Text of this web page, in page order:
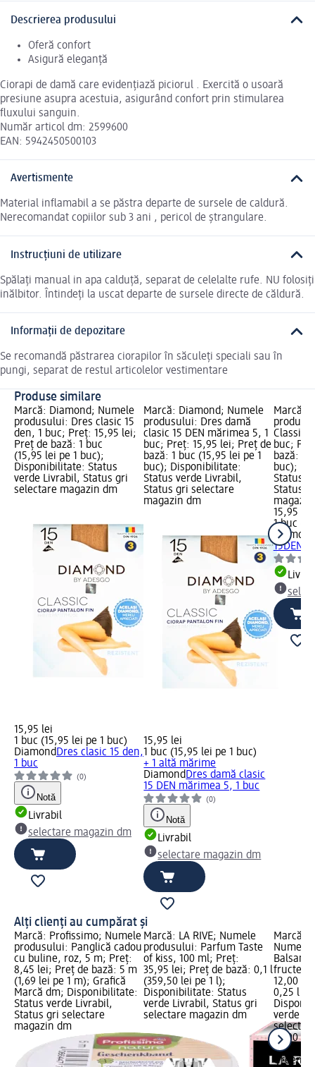
Descrierea produsului
Oferă confort
Asigură eleganță
Ciorapi de damă care evidențiază piciorul . Exercită o usoară
presiune asupra acestuia, asigurând confort prin stimularea
fluxului sanguin.
Număr articol dm: 2599600
EAN: 5942450500103
Avertismente
Material inflamabil a se păstra departe de sursele de caldură.
Nerecomandat copiilor sub 3 ani , pericol de ștrangulare.
Instrucțiuni de utilizare
Spălați manual in apa calduță, separat de celelalte rufe. NU folosiți
inălbitor. Întindeți la uscat departe de sursele directe de căldură.
Informații de depozitare
Se recomandă păstrarea ciorapilor în săculeți speciali sau în
pungi, separat de restul articolelor vestimentare
Produse similare
Marcă: Diamond; Numele
produsului: Dres clasic 15
den, 1 buc; Preț: 15,95 lei;
Preț de bază: 1 buc
(15,95 lei pe 1 buc);
Disponibilitate: Status
verde Livrabil, Status gri
selectare magazin dm
15,95 lei
1 buc (15,95 lei pe 1 buc)
DiamondDres clasic 15 den,
1 buc
(0)
Notă
Livrabil
selectare magazin dm
Marcă: Diamond; Numele
produsului: Dres damă
clasic 15 DEN mărimea 5, 1
buc; Preț: 15,95 lei; Preț de
bază: 1 buc (15,95 lei pe 1
buc); Disponibilitate:
Status verde Livrabil,
Status gri selectare
magazin dm
15,95 lei
1 buc (15,95 lei pe 1 buc)
+ 1 altă mărime
DiamondDres damă clasic
15 DEN mărimea 5, 1 buc
(0)
Notă
Livrabil
selectare magazin dm
Marcă:
Classic
buc;
bază: 1
buc);
Status
Status
15,95 lei
1 buc
Diamond
15DEN
Alți clienți au cumpărat și
Marcă: Profissimo; Numele
produsului: Panglică cadou
cu buline, roz, 5 m; Preț:
8,45 lei; Preț de bază: 5 m
(1,69 lei pe 1 m); Grafică
Marcă dm; Disponibilitate:
Status verde Livrabil,
Status gri selectare
magazin dm
Marcă: LA RIVE; Numele
produsului: Parfum Taste
of kiss, 100 ml; Preț:
35,95 lei; Preț de bază: 0,1 l
(359,50 lei pe 1 l);
Disponibilitate: Status
verde Livrabil, Status gri
selectare magazin dm
Marcă:
Numele
Balsam
fructe
12,00
0,25 l
verde
12,00 lei
0,25 l
Green